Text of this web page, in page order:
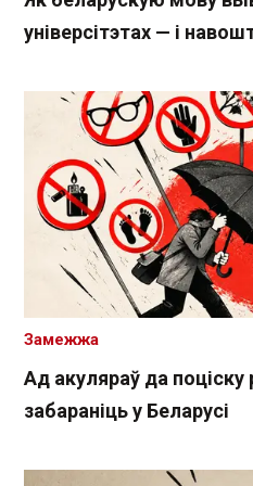
універсітэтах — і
Ад акуляраў да
забараніць у Беларусі
Замежжа